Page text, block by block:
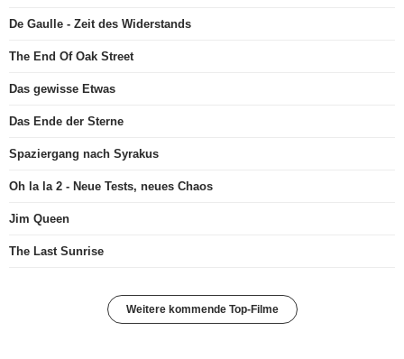
De Gaulle - Zeit des Widerstands
The End Of Oak Street
Das gewisse Etwas
Das Ende der Sterne
Spaziergang nach Syrakus
Oh la la 2 - Neue Tests, neues Chaos
Jim Queen
The Last Sunrise
Weitere kommende Top-Filme